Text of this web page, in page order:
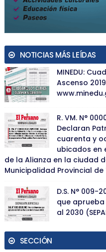
NOTICIAS MÁS LEÍDAS
MINEDU:
Ascenso
R. VM. N°
Declaran
cuarenta y
ubicados en
de la Alianza en la ciudad
Municipalidad Provincial de
D.S. N° 009-
que
al 2030
SECCIÓN